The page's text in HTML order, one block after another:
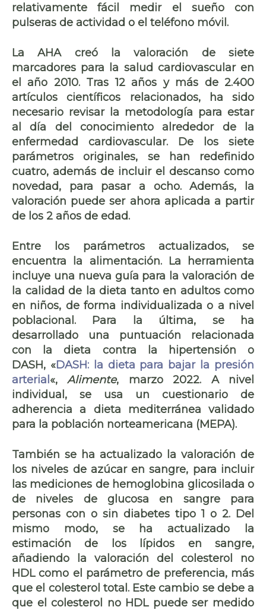
relativamente fácil medir el sueño con
pulseras de actividad o el teléfono móvil.
La AHA creó la valoración de siete
marcadores para la salud cardiovascular en
el año 2010. Tras 12 años y más de 2.400
artículos científicos relacionados, ha sido
necesario revisar la metodología para estar
al día del conocimiento alrededor de la
enfermedad cardiovascular. De los siete
parámetros originales, se han redefinido
cuatro, además de incluir el descanso como
novedad, para pasar a ocho. Además, la
valoración puede ser ahora aplicada a partir
de los 2 años de edad.
Entre los parámetros actualizados, se
encuentra
la alimentación. La herramienta
incluye una nueva guía para la valoración de
la calidad de la dieta tanto en adultos como
en niños, de forma individualizada o a nivel
poblacional. Para la última, se ha
desarrollado una puntuación relacionada
con ladieta contra la hipertensión o
DASH, «DASH: la dieta para bajar la presión
arterial «,Alimente, marzo 2022. A nivel
individual, se usa un cuestionario de
adherencia a dieta mediterránea validado
para la población norteamericana (MEPA).
También se ha actualizado la valoración de
los niveles de azúcar en sangre, para incluir
las mediciones de hemoglobina glicosilada o
de niveles de glucosa en sangre para
personas con o sin diabetes tipo 1 o 2. Del
mismo modo, se ha actualizado la
estimación de los
lípidos en sangre,
añadiendo la valoración del colesterol no
HDLcomo el parámetro de preferencia, más
que el colesterol total. Este cambio se debe a
que el colesterol no HDL puede ser medido